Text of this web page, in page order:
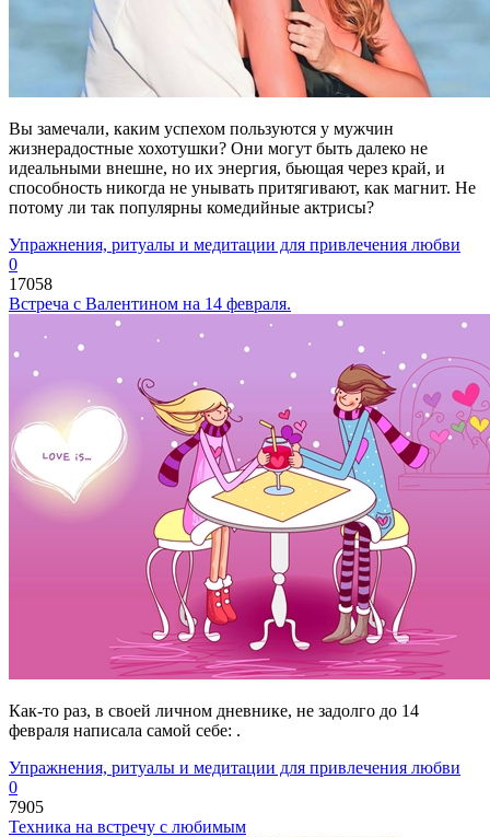
Вы замечали, каким успехом пользуются у мужчин
жизнерадостные хохотушки? Они могут быть далеко не
идеальными внешне, но их энергия, бьющая через край, и
способность никогда не унывать притягивают, как магнит. Не
потому ли так популярны комедийные актрисы?
Упражнения, ритуалы и медитации для привлечения любви
0
17058
Встреча с Валентином на 14 февраля.
Как-то раз, в своей личном дневнике, не задолго до 14
февраля написала самой себе: .
Упражнения, ритуалы и медитации для привлечения любви
0
7905
Техника на встречу с любимым